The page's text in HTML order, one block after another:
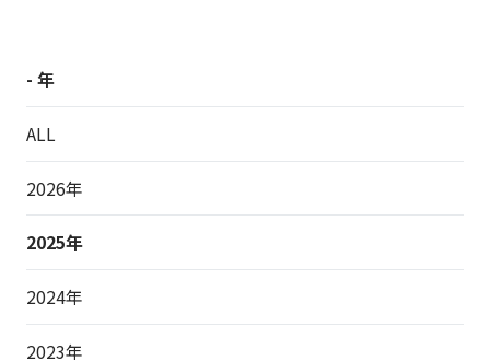
- 年
ALL
2026年
2025年
2024年
2023年